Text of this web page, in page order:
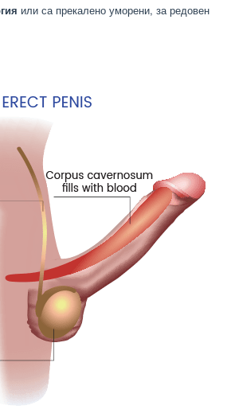
или са прекалено уморени, за редовен